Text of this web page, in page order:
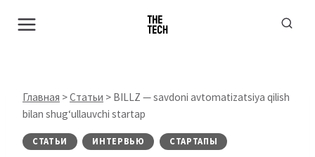
Главная >Статьи > BILLZ — savdoni avtomatizatsiya qilish
bilan shug‘ullauvchi startap
СТАТЬИ ИНТЕРВЬЮ СТАРТАПЫ